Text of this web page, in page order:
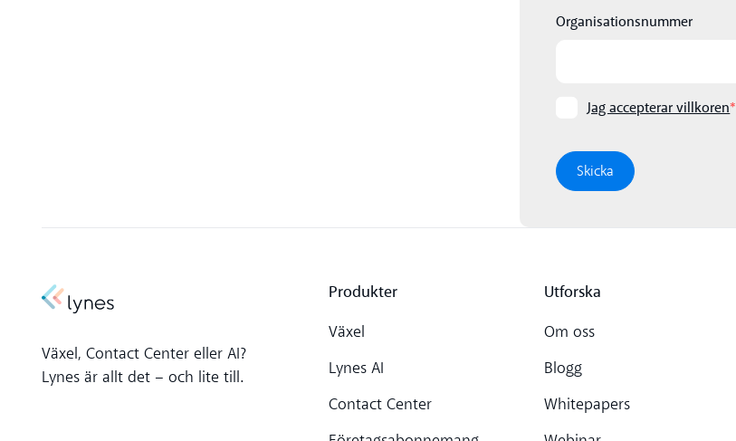
Organisationsnummer
Jag accepterar villkoren*
Växel, Contact Center eller AI?
Lynes är allt det – och lite till.
Produkter
Växel
Lynes AI
Contact Center
Utforska
Om oss
Blogg
Whitepapers